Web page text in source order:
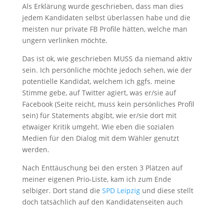
Als Erklärung wurde geschrieben, dass man dies
jedem Kandidaten selbst überlassen habe und die
meisten nur private FB Profile hätten, welche man
ungern verlinken möchte.
Das ist ok, wie geschrieben MUSS da niemand aktiv
sein. Ich persönliche möchte jedoch sehen, wie der
potentielle Kandidat, welchem ich ggfs. meine
Stimme gebe, auf Twitter agiert, was er/sie auf
Facebook (Seite reicht, muss kein persönliches Profil
sein) für Statements abgibt, wie er/sie dort mit
etwaiger Kritik umgeht. Wie eben die sozialen
Medien für den Dialog mit dem Wähler genutzt
werden.
Nach Enttäuschung bei den ersten 3 Plätzen auf
meiner eigenen Prio-Liste, kam ich zum Ende
selbiger. Dort stand die SPD Leipzigund diese stellt
doch tatsächlich auf den Kandidatenseiten auch